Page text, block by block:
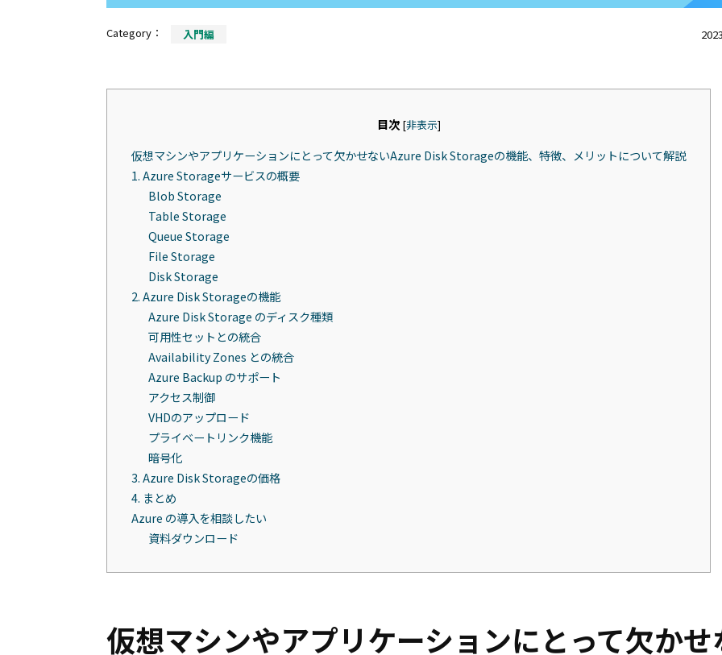
Category： 入門編
目次 [非表示]
仮想マシンやアプリケーションにとって欠かせないAzure Disk Storageの機能、特徴、メリットについて解説
1. Azure Storageサービスの概要
Blob Storage
Table Storage
Queue Storage
File Storage
Disk Storage
2. Azure Disk Storageの機能
Azure Disk Storage のディスク種類
可用性セットとの統合
Availability Zones との統合
Azure Backup のサポート
アクセス制御
VHDのアップロード
プライベートリンク機能
暗号化
3. Azure Disk Storageの価格
4. まとめ
Azure の導入を相談したい
資料ダウンロード
仮想マシンやアプリケーションにとって欠かせ